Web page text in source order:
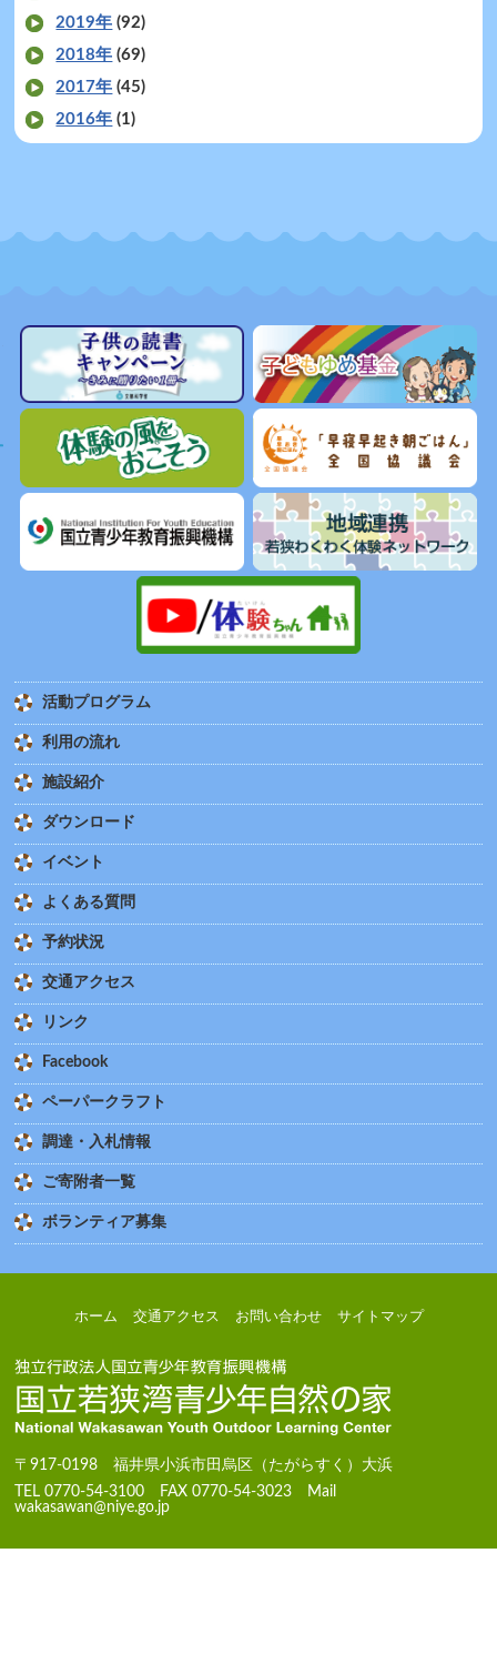
2019年 (92)
2018年 (69)
2017年 (45)
2016年 (1)
活動プログラム
利用の流れ
施設紹介
ダウンロード
イベント
よくある質問
予約状況
交通アクセス
リンク
Facebook
ペーパークラフト
調達・入札情報
ご寄附者一覧
ボランティア募集
ホーム 交通アクセス お問い合わせ サイトマップ
〒917-0198 福井県小浜市田烏区（たがらすく）大浜
TEL 0770-54-3100 FAX 0770-54-3023 Mail
wakasawan@niye.go.jp